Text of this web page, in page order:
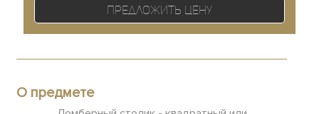
Предложить цену
О предмете